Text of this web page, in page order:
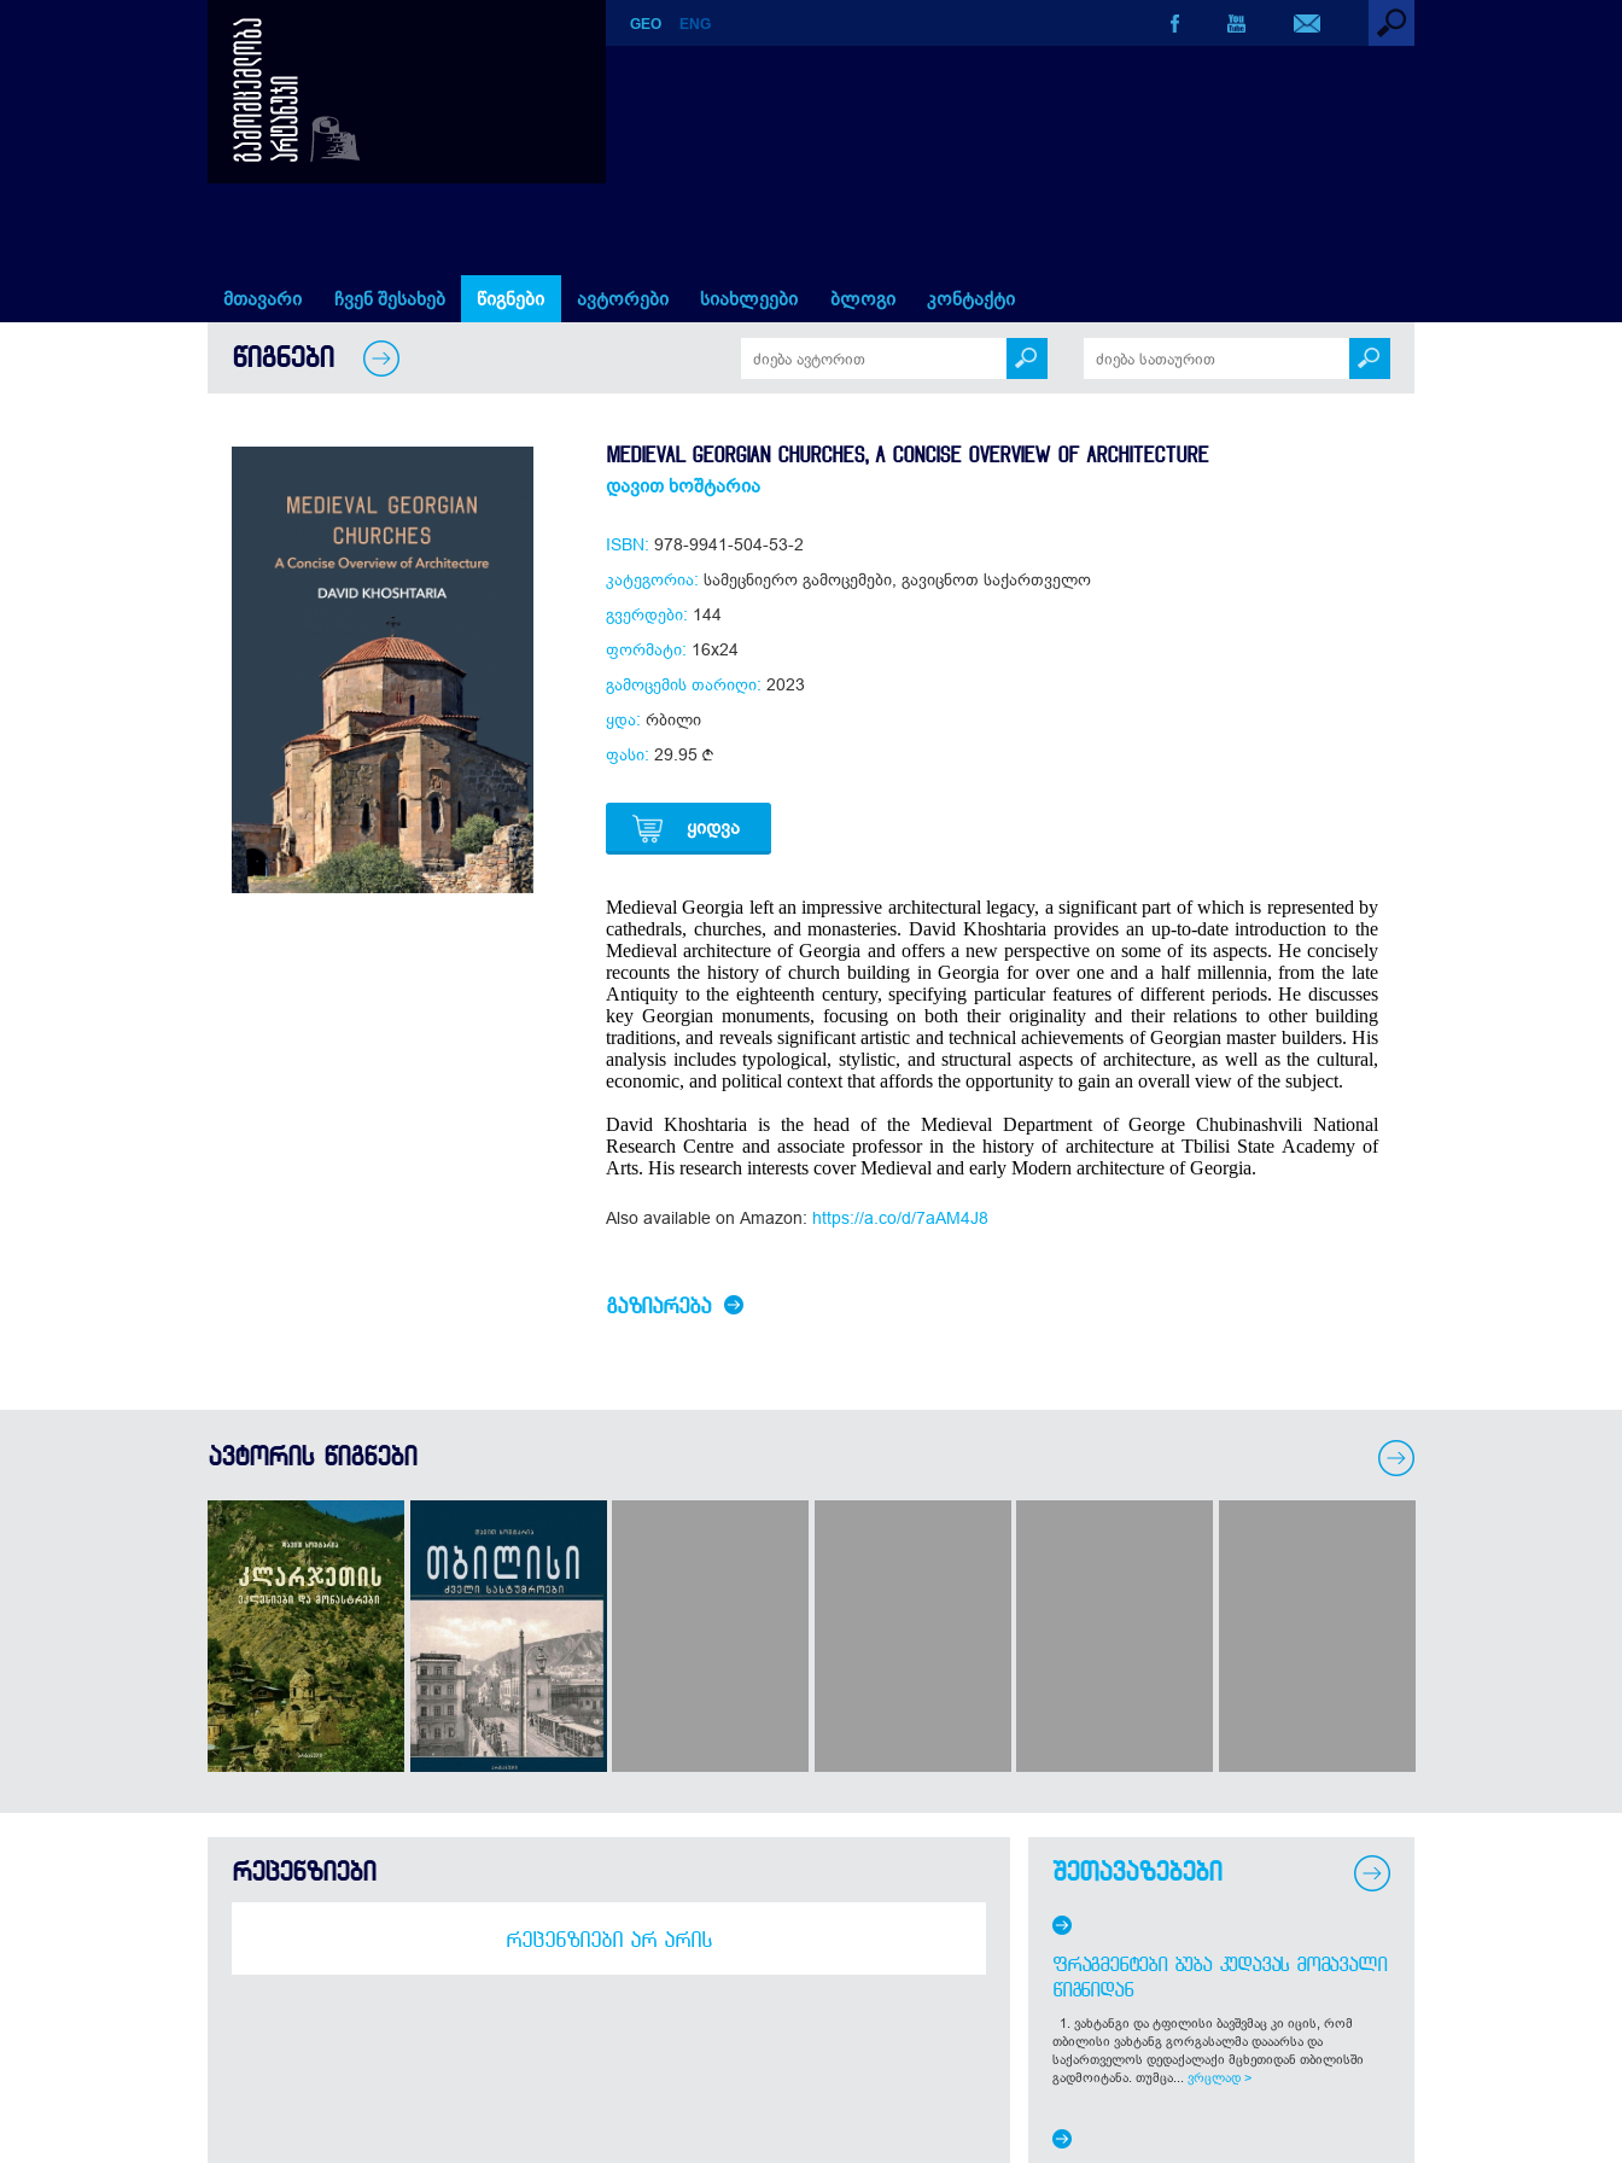
MEDIEVAL GEORGIAN CHURCHES, A Concise Overview of Architecture
GEO ENG
მთავარი ჩვენ შესახებ წიგნები ავტორები სიახლეები ბლოგი კონტაქტი
ᲬᲘᲒᲜᲔᲑᲘ
MEDIEVAL GEORGIAN CHURCHES, A CONCISE OVERVIEW OF ARCHITECTURE
დავით ხოშტარია
ISBN: 978-9941-504-53-2
კატეგორია: სამეცნიერო გამოცემები გავიცნოთ საქართველო
გვერდები: 144
ფორმატი: 16x24
გამოცემის თარიღი: 2023
ყდა: რბილი
ფასი: 29.95
ᲧᲘᲓᲕᲐ
Medieval Georgia left an impressive architectural legacy, a significant part of which is represented by
cathedrals, churches, and monasteries. David Khoshtaria provides an up-to-date introduction to the
Medieval architecture of Georgia and offers a new perspective on some of its aspects. He concisely
recounts the history of church building in Georgia for over one and a half millennia, from the late
Antiquity to the eighteenth century, specifying particular features of different periods. He discusses
key Georgian monuments, focusing on both their originality and their relations to other building
traditions, and reveals significant artistic and technical achievements of Georgian master builders. His
analysis includes typological, stylistic, and structural aspects of architecture, as well as the cultural,
economic, and political context that affords the opportunity to gain an overall view of the subject.
David Khoshtaria is the head of the Medieval Department of George Chubinashvili National
Research Centre and associate professor in the history of architecture at Tbilisi State Academy of
Arts. His research interests cover Medieval and early Modern architecture of Georgia.
Also available on Amazon: https://a.co/d/7aAM4J8
ᲒᲐᲖᲘᲐᲠᲔᲑᲐ
ავტორის წიგნები
რეცენზიები
ᲠᲔᲪᲔᲜᲖᲘᲔᲑᲘ ᲐᲠ ᲐᲠᲘᲡ
შეთავაზებები
ᲤᲠᲐᲒᲛᲔᲜᲢᲔᲑᲘ ᲑᲣᲑᲐ ᲙᲣᲓᲐᲕᲐᲡ ᲛᲝᲛᲐᲕᲐᲚᲘ
ᲬᲘᲒᲜᲘᲓᲐᲜ
1. ვახტანგი და ტფილისი ბავშვმაც კი იცის, რომ
თბილისი ვახტანგ გორგასალმა დააარსა და
საქართველოს დედაქალაქი მცხეთიდან თბილისში
გადმოიტანა. თუმცა... ვრცლად >